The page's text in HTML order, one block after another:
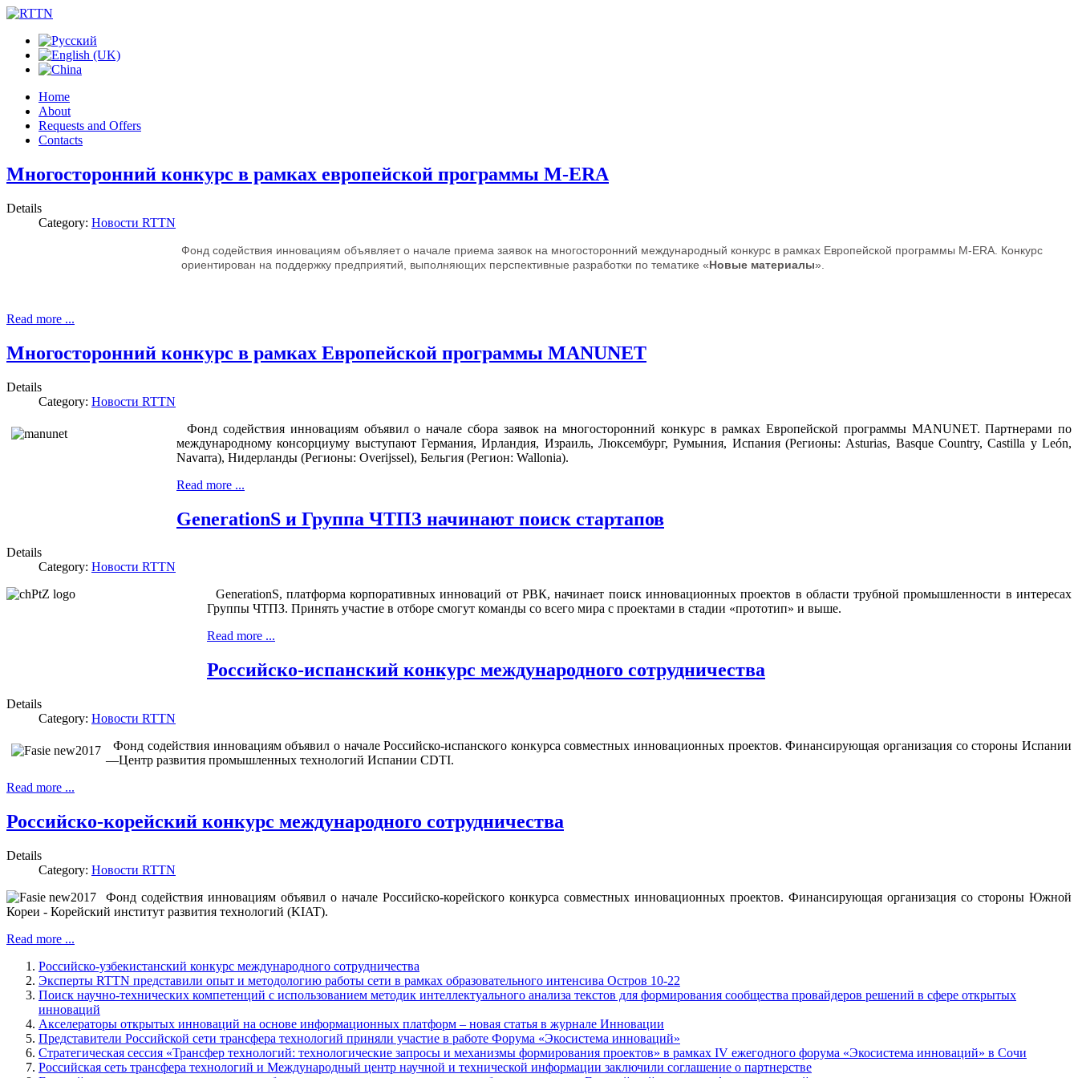
Home
About
Requests and Offers
Contacts
Многосторонний конкурс в рамках европейской программы M-ERA
Details
Category: Новости RTTN
Фонд содействия инновациям объявляет о начале приема заявок на многосторонний международный конкурс в рамках Европейской программы M-ERA. Конкурс
ориентирован на поддержку предприятий, выполняющих перспективные разработки по тематике «Новые материалы».
Read more ...
Многосторонний конкурс в рамках Европейской программы MANUNET
Details
Category: Новости RTTN
Фонд содействия инновациям объявил о начале сбора заявок на многосторонний конкурс в рамках Европейской программы MANUNET. Партнерами по
международному консорциуму выступают Германия, Ирландия, Израиль, Люксембург, Румыния, Испания (Регионы: Asturias, Basque Country, Сastilla y León,
Navarra), Нидерланды (Регионы: Overijssel), Бельгия (Регион: Wallonia).
Read more ...
GenerationS и Группа ЧТПЗ начинают поиск стартапов
Details
Category: Новости RTTN
GenerationS, платформа корпоративных инноваций от РВК, начинает поиск инновационных проектов в области трубной промышленности в интересах
Группы ЧТПЗ. Принять участие в отборе смогут команды со всего мира с проектами в стадии «прототип» и выше.
Read more ...
Российско-испанский конкурс международного сотрудничества
Details
Category: Новости RTTN
Фонд содействия инновациям объявил о начале Российско-испанского конкурса совместных инновационных проектов. Финансирующая организация со стороны Испании
—Центр развития промышленных технологий Испании CDTI.
Read more ...
Российско-корейский конкурс международного сотрудничества
Details
Category: Новости RTTN
Фонд содействия инновациям объявил о начале Российско-корейского конкурса совместных инновационных проектов. Финансирующая организация со стороны Южной
Кореи - Корейский институт развития технологий (KIAT).
Read more ...
Российско-узбекистанский конкурс международного сотрудничества
Эксперты RTTN представили опыт и методологию работы сети в рамках образовательного интенсива Остров 10-22
Поиск научно-технических компетенций с использованием методик интеллектуального анализа текстов для формирования сообщества провайдеров решений в сфере открытых
инноваций
Акселераторы открытых инноваций на основе информационных платформ – новая статья в журнале Инновации
Представители Российской сети трансфера технологий приняли участие в работе Форума «Экосистема инноваций»
Стратегическая сессия «Трансфер технологий: технологические запросы и механизмы формирования проектов» в рамках IV ежегодного форума «Экосистема инноваций» в Сочи
Российская сеть трансфера технологий и Международный центр научной и технической информации заключили соглашение о партнерстве